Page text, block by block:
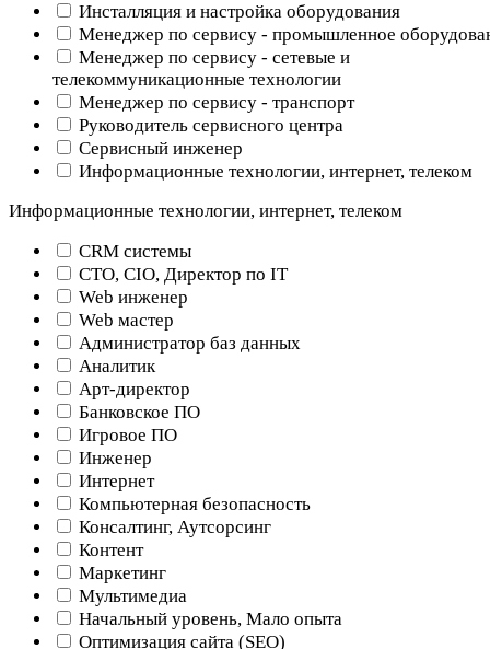
Инсталляция и настройка оборудования
Менеджер по сервису - промышленное
Менеджер по сервису - сетевые и
телекоммуникационные технологии
Менеджер по сервису - транспорт
Руководитель сервисного центра
Сервисный инженер
Информационные технологии, интернет, телеком
Информационные технологии, интернет, телеком
CRM системы
CTO, CIO, Директор по IT
Web инженер
Web мастер
Администратор баз данных
Аналитик
Арт-директор
Банковское ПО
Игровое ПО
Инженер
Интернет
Компьютерная безопасность
Консалтинг, Аутсорсинг
Контент
Маркетинг
Мультимедиа
Начальный уровень, Мало опыта
Оптимизация сайта (SEO)